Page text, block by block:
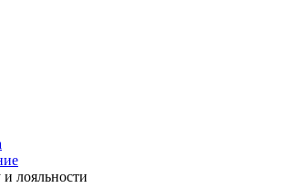
лояльности